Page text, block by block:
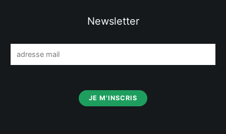
Newsletter
m
JE M'INSCRIS